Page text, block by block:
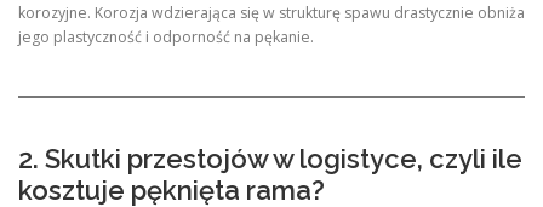
korozyjne. Korozja wdzierająca się w strukturę spawu drastycznie obniża
jego plastyczność i odporność na pękanie.
2. Skutki przestojów w logistyce, czyli ile
kosztuje pęknięta rama?